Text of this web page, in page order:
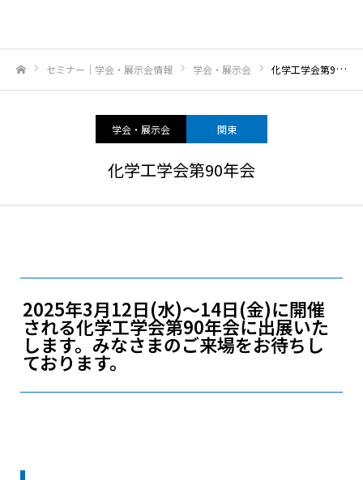
セミナー｜学会・展示会情報 学会・展示会 化学工学会第90年会
学会・展示会 関東
化学工学会第90年会
2025年3月12日(水)～14日(金)に開催
される化学工学会第90年会に出展いた
します。みなさまのご来場をお待ちし
ております。